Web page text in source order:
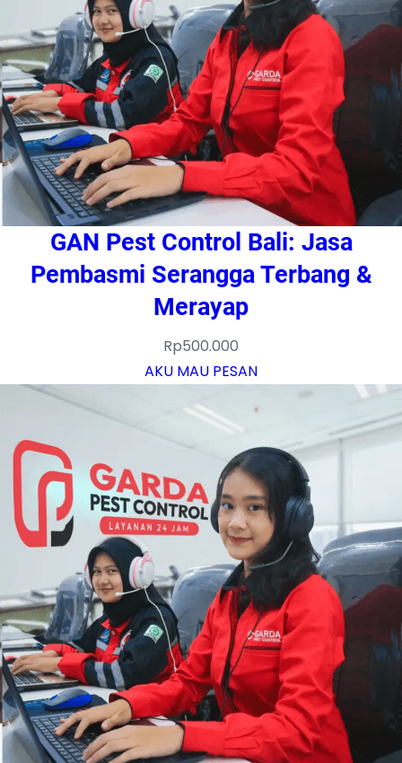
GAN Pest Control Bali: Jasa
Pembasmi Serangga Terbang &
Merayap
Rp500.000
AKU MAU PESAN